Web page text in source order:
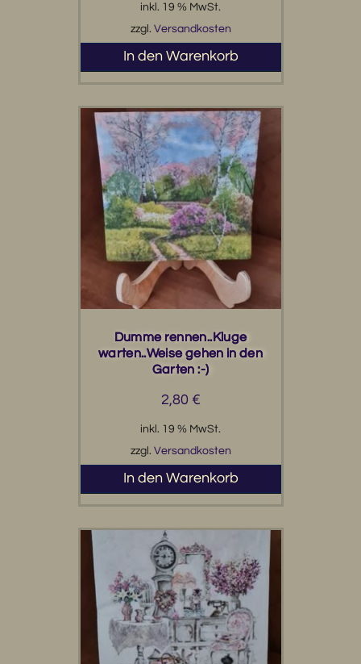
inkl. 19 % MwSt.
zzgl. Versandkosten
In den Warenkorb
Dumme rennen..Kluge
warten..Weise gehen in den
Garten :-)
2,80 €
inkl. 19 % MwSt.
zzgl. Versandkosten
In den Warenkorb